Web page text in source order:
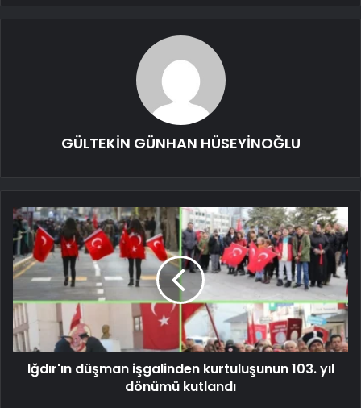
GÜLTEKİN GÜNHAN HÜSEYİNOĞLU
Iğdır'ın düşman işgalinden kurtuluşunun 103. yıl
dönümü kutlandı